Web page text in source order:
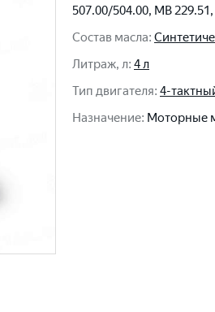
507.00/504.00, MB
Состав масла:
Литраж, л: 4 л
Тип двигателя: 4-
Назначение: Моторные